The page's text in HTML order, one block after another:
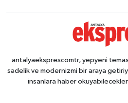
antalyaeksprescomtr, yepyeni
sadelik ve modernizmi bir araya
insanlara haber